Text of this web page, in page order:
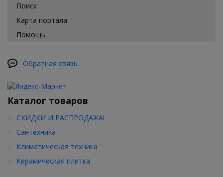
Поиск
Карта портала
Помощь
Обратная связь
Каталог товаров
СКИДКИ И РАСПРОДАЖА!
Сантехника
Климатическая техника
Керамическая плитка